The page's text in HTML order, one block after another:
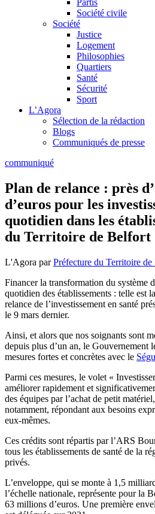
Partis
Société civile
Société
Justice
Logement
Philosophies
Quartiers
Santé
Sécurité
Sport
L’Agora
Sélection de la rédaction
Blogs
Communiqués de presse
communiqué
Plan de relance : près
d’euros pour les
quotidien dans les
du Territoire de Belfort
L'Agora parPréfecture du Territoire
Financer la transformation du système
quotidien des établissements : telle est
relance de l’investissement en santé
le 9 mars dernier.
Ainsi, et alors que nos soignants sont
depuis plus d’un an, le Gouvernement
mesures fortes et concrètes avec le
Parmi ces mesures, le volet «
améliorer rapidement et
des équipes par l’achat de petit
notamment, répondant aux besoins
eux-mêmes.
Ces crédits sont répartis par l’ARS
tous les établissements de santé de la
privés.
L’enveloppe, qui se monte à 1,5
l’échelle nationale, représente pour la
63 millions d’euros. Une première